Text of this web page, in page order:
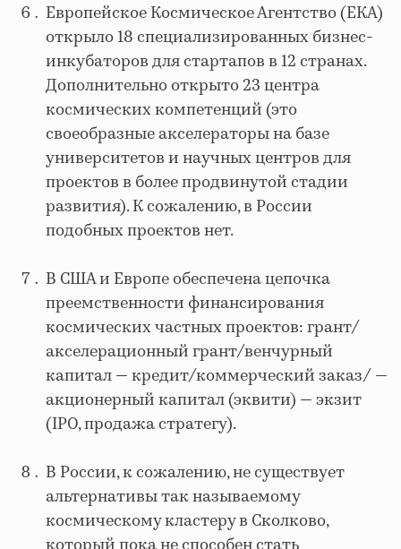
Европейское Космическое Агентство (ЕКА)
открыло 18 специализированных бизнес-
инкубаторов для стартапов в 12 странах.
Дополнительно открыто 23 центра
космических компетенций (это
своеобразные акселераторы на базе
университетов и научных центров для
проектов в более продвинутой стадии
развития). К сожалению, в России
подобных проектов нет.
В США и Европе обеспечена цепочка
преемственности финансирования
космических частных проектов: грант/
акселерационный грант/венчурный
капитал — кредит/коммерческий заказ/ —
акционерный капитал (эквити) — экзит
(IPO, продажа стратегу).
В России, к сожалению, не существует
альтернативы так называемому
космическому кластеру в Сколково,